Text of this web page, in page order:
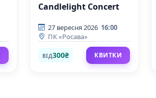
Candlelight Concert
27 вересня 2026 16:00
ПК «Росава»
ВІД300₴ КВИТКИ